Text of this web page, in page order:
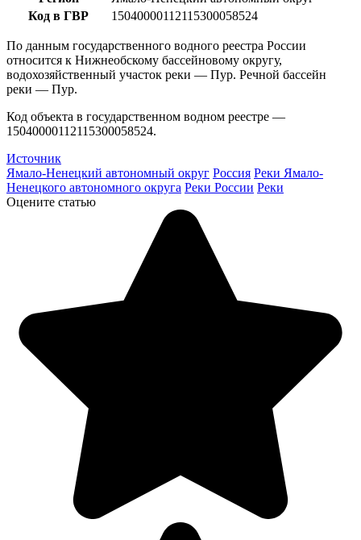
Код в ГВР
15040000112115300058524
По данным государственного водного реестра России
относится к Нижнеобскому бассейновому округу,
водохозяйственный участок реки — Пур. Речной бассейн
реки — Пур.
Код объекта в государственном водном реестре —
15040000112115300058524.
Источник
Ямало-Ненецкий автономный округ Россия Реки Ямало-
Ненецкого автономного округа Реки России Реки
Оцените статью